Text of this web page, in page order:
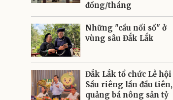
đồng/tháng
Những "cầu nối số" ở
vùng sâu Đắk Lắk
Đắk Lắk tổ chức Lễ hội
Sầu riêng lần đầu tiên,
quảng bá nông sản tỷ
Gửi